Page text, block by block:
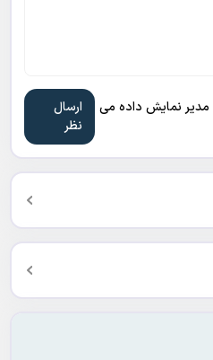
مدیر نمایش داده می